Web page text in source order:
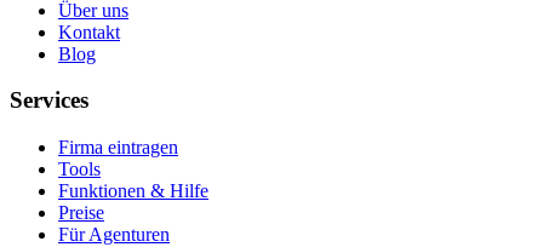
Über uns
Kontakt
Blog
Services
Firma eintragen
Tools
Funktionen & Hilfe
Preise
Für Agenturen